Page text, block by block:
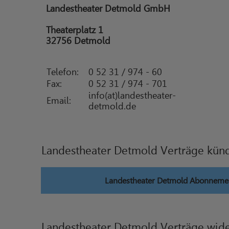
Landestheater Detmold GmbH
Theaterplatz 1
32756 Detmold
Telefon:
0 52 31 / 974 - 60
Fax:
0 52 31 / 974 - 701
Email:
info(at)landestheater-
detmold.de
Landestheater Detmold Verträge
Landestheater Detmold